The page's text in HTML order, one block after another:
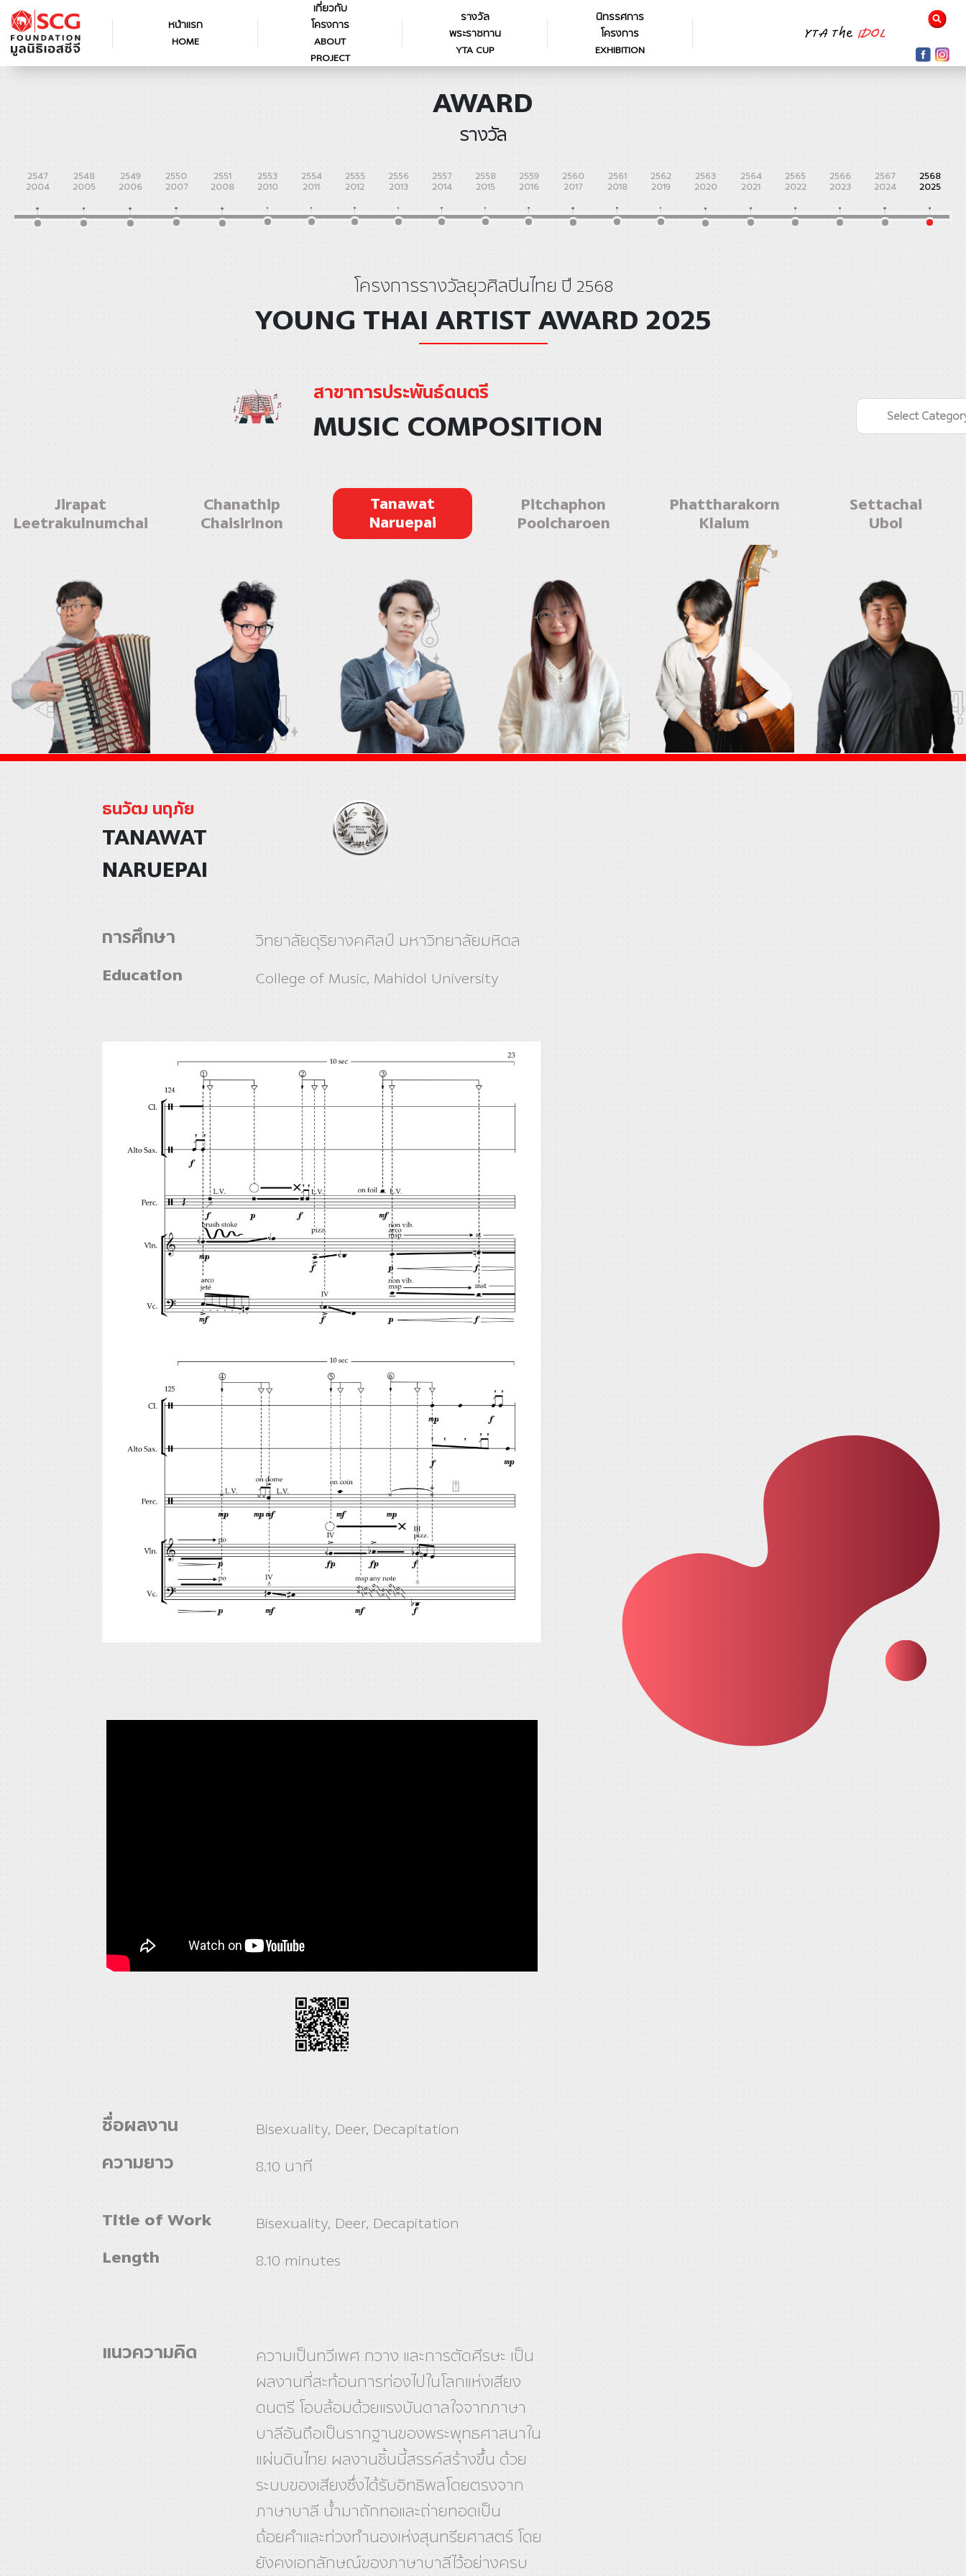
หน้าแรก
HOME
เกี่ยวกับ
โครงการ
ABOUT
PROJECT
รางวัล
พระราชทาน
YTA CUP
นิทรรศการ
โครงการ
EXHIBITION
AWARD
รางวัล
2547
2004
2548
2005
2549
2006
2550
2007
2551
2008
2553
2010
2554
2011
2555
2012
2556
2013
2557
2014
2558
2015
2559
2016
2560
2017
2561
2018
2562
2019
2563
2020
2564
2021
2565
2022
2566
2023
2567
2024
2568
2025
โครงการรางวัลยุวศิลปินไทย ปี 2568
YOUNG THAI ARTIST AWARD 2025
สาขาการประพันธ์ดนตรี
MUSIC COMPOSITION Select
Jirapat
Leetrakulnumchai
Chanathip
Chaisirinon
Tanawat
Naruepai
Pitchaphon
Poolcharoen
Phattharakorn
Klaium
Settachai
Ubol
ธนวัฒ นฤภัย
TANAWAT
NARUEPAI
การศึกษา วิทยาลัยดุริยางคศิลป์ มหาวิทยาลัยมหิดล
Education College of Music, Mahidol University
ชื่อผลงาน Bisexuality, Deer, Decapitation
ความยาว 8.10 นาที
Title of Work Bisexuality, Deer, Decapitation
Length 8.10 minutes
แนวความคิด
ความเป็นทวีเพศ กวาง และการตัดศีรษะ เป็น
ผลงานที่สะท้อนการท่องไปในโลกแห่งเสียง
ดนตรี โอบล้อมด้วยแรงบันดาลใจจากภาษา
บาลีอันถือเป็นรากฐานของพระพุทธศาสนาใน
แผ่นดินไทย ผลงานชิ้นนี้สรรค์สร้างขึ้น ด้วย
ระบบของเสียงซึ่งได้รับอิทธิพลโดยตรงจาก
ภาษาบาลี น้ำมาถักทอและถ่ายทอดเป็น
ถ้อยคำและท่วงทำนองเห่งสุนทรียศาสตร์ โดย
ยังคงเอกลักษณ์ของภาษาบาลีไว้อย่างครบ